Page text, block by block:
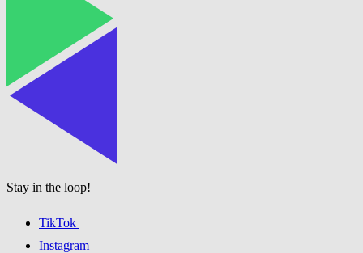
Stay in the loop!
TikTok
Instagram